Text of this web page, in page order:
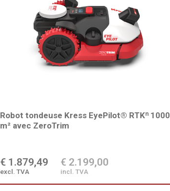
Robot tondeuse Kress EyePilot® RTKⁿ 1000
m² avec ZeroTrim
€ 1.879,49
excl. TVA
€ 2.199,00
incl. TVA